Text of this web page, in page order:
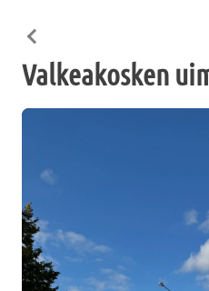
Valkeakosken